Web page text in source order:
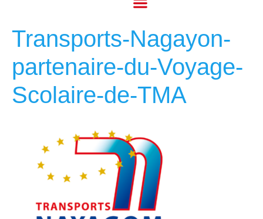
Transports-Nagayon-
partenaire-du-Voyage-
Scolaire-de-TMA